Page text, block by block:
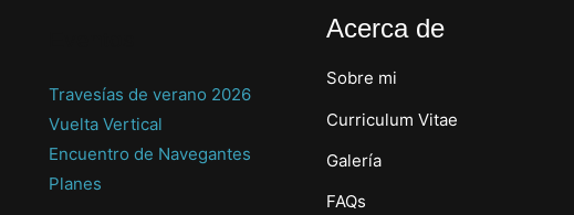
Travesías de verano 2026
Vuelta Vertical
Encuentro de Navegantes
Planes
Acerca de
Sobre mi
Curriculum Vitae
Galería
FAQs